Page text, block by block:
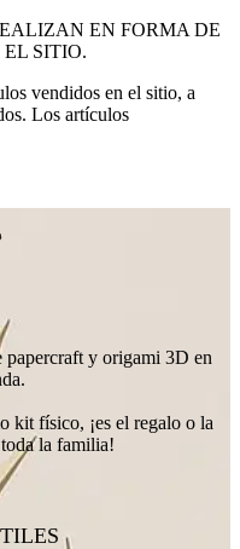
EN FORMA DE
SITIO.
vendidos en el sitio, a
Los artículos
papercraft y origami 3D en
kit físico, ¡es el regalo o la
la familia!